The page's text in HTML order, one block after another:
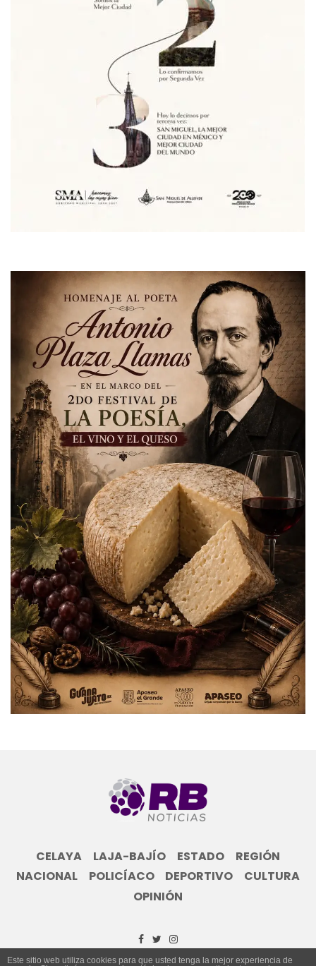
CELAYA LAJA-BAJÍO ESTADO
REGIÓN
NACIONAL
POLICÍACO DEPORTIVO
CULTURA
OPINIÓN
Este sitio web utiliza cookies para que usted tenga la mejor experiencia de